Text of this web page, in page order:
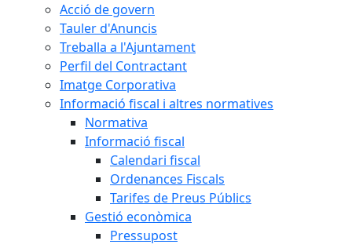
Acció de govern
Tauler d'Anuncis
Treballa a l'Ajuntament
Perfil del Contractant
Imatge Corporativa
Informació fiscal i altres normatives
Normativa
Informació fiscal
Calendari fiscal
Ordenances Fiscals
Tarifes de Preus Públics
Gestió econòmica
Pressupost